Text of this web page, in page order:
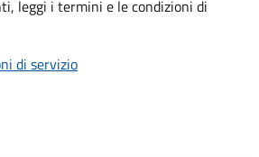
leggi i termini e le condizioni di
di servizio